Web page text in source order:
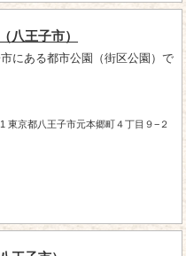
八王子市）
にある都市公園（街区公園）で
東京都八王子市元本郷町４丁目９−２